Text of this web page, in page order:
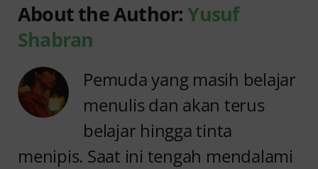
About the Author:Yusuf
Shabran
Pemuda yang masih belajar
menulis dan akan terus
belajar hingga tinta
menipis. Saat ini tengah mendalami